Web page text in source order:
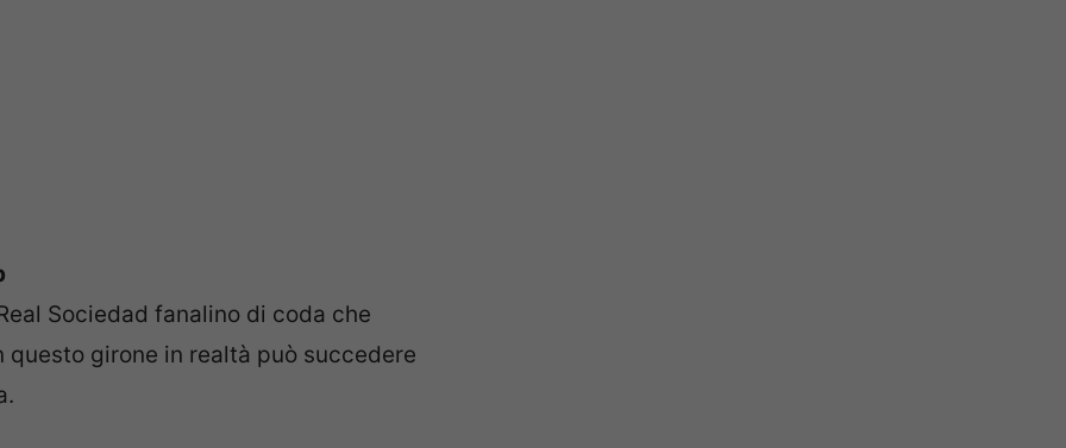
Sociedad fanalino di coda che
girone in realtà può succedere